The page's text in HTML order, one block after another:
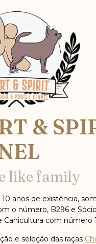
&
like family
anos de existência,
o número, B296 e
Canicultura com número
e seleção das raças